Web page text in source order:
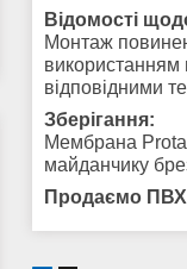
Відомості
Монтаж
використанням
відповідними
Зберігання:
Мембрана
майданчику
Продаємо ПВХ